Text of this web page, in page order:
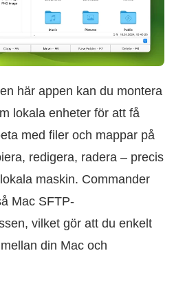
här appen kan du montera
lokala enheter för att få
med filer och mappar på
redigera, radera – precis
maskin. Commander
Mac SFTP-
vilket gör att du enkelt
din Mac och